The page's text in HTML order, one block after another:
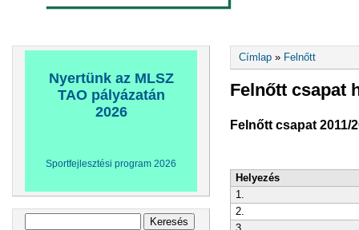
Nyertünk az MLSZ
TAO pályázatán
2026
Sportfejlesztési program 2026
Jelenlegi hely
Címlap » Felnőtt
Felnőtt csapat
Felnőtt csapat 2011/
Helyezés
1.
2.